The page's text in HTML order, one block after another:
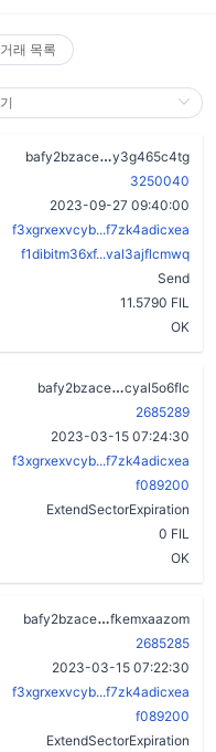
거래 목록
bafy2bzace
y3g465c4tg
3250040
2023-09-27 09:40:00
f3xgrxexvcyb...f7zk4adicxea
f1dibitm36xf...val3ajflcmwq
Send
11.5790 FIL
OK
bafy2bzace
cyal5o6flc
2685289
2023-03-15 07:24:30
f3xgrxexvcyb...f7zk4adicxea
f089200
ExtendSectorExpiration
0 FIL
OK
bafy2bzace
fkemxaazom
2685285
2023-03-15 07:22:30
f3xgrxexvcyb...f7zk4adicxea
f089200
ExtendSectorExpiration